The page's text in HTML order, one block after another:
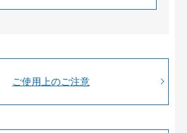
ご使用上のご注意